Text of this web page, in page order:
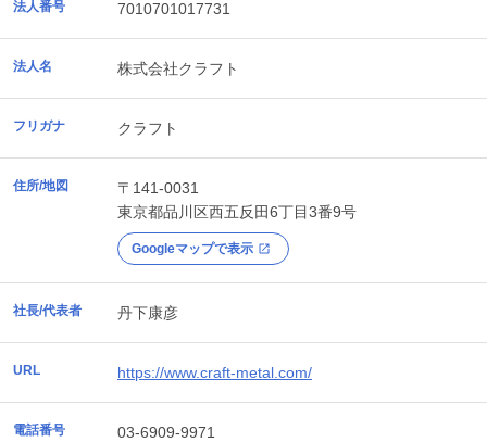
法人番号 7010701017731
法人名 株式会社クラフト
フリガナ クラフト
住所/地図
〒141-0031
東京都品川区西五反田6丁目3番9号
Googleマップで表示
社長/代表者 丹下康彦
URL https://www.craft-metal.com/
電話番号 03-6909-9971